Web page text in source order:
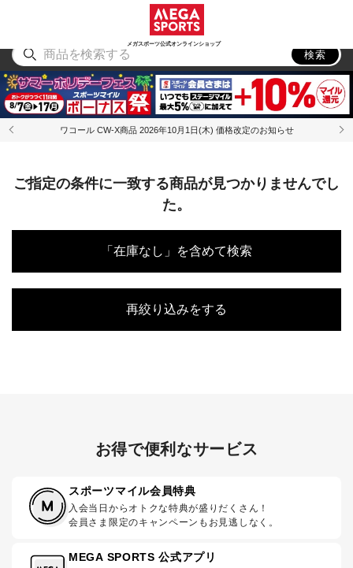
メガスポーツ公式オンラインショップ
アウトドア
検索
ワコール CW-X商品 2026年10月1日(木) 価格改定のお知らせ
ご指定の条件に一致する商品が見つかりませんでし
た。
「在庫なし」を含めて検索
再絞り込みをする
お得で便利なサービス
スポーツマイル会員特典
入会当日からオトクな特典が盛りだくさん！
会員さま限定のキャンペーンもお見逃しなく。
MEGA SPORTS 公式アプリ